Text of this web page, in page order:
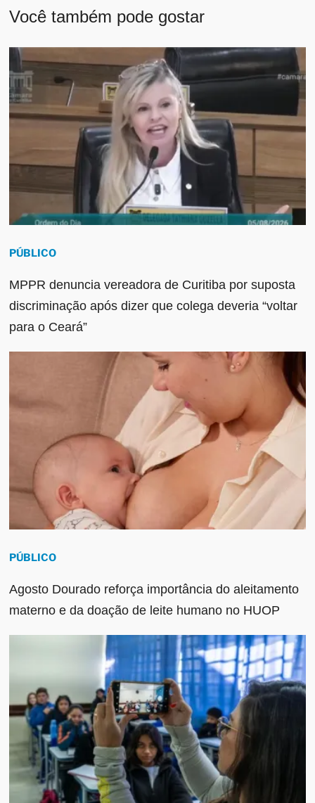
Você também pode gostar
PÚBLICO
MPPR denuncia vereadora de Curitiba por suposta
discriminação após dizer que colega deveria “voltar
para o Ceará”
PÚBLICO
Agosto Dourado reforça importância do aleitamento
materno e da doação de leite humano no HUOP